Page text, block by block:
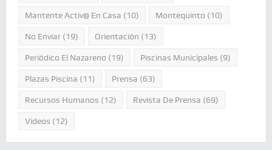
Mantente Activ@ En Casa (10) Montequinto (10)
No Enviar(19) Orientación (13)
Periódico El Nazareno (19) Piscinas Municipales (9)
Plazas Piscina (11) Prensa (63)
Recursos Humanos (12) Revista De Prensa (69)
Videos (12)